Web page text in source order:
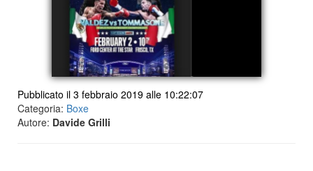
Pubblicato il 3 febbraio 2019 alle 10:22:07
Categoria: Boxe
Autore: Davide Grilli